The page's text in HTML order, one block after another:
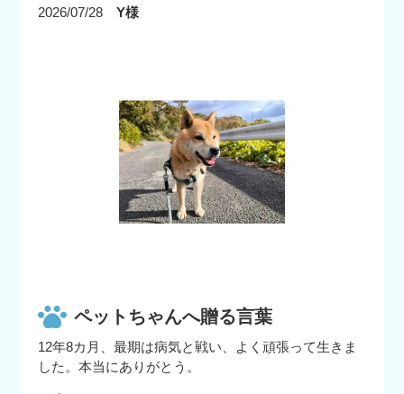
2026/07/28 Y様
ペットちゃんへ贈る言葉
12年8カ月、最期は病気と戦い、よく頑張って生きま
した。本当にありがとう。